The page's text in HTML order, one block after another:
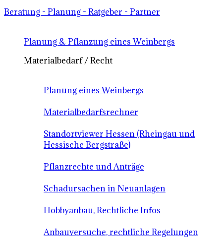
Beratung - Planung - Ratgeber - Partner
Planung & Pflanzung eines Weinbergs
Materialbedarf / Recht
Planung eines Weinbergs
Materialbedarfsrechner
Standortviewer Hessen (Rheingau und
Hessische Bergstraße)
Pflanzrechte und Anträge
Schadursachen in Neuanlagen
Hobbyanbau, Rechtliche Infos
Anbauversuche, rechtliche Regelungen